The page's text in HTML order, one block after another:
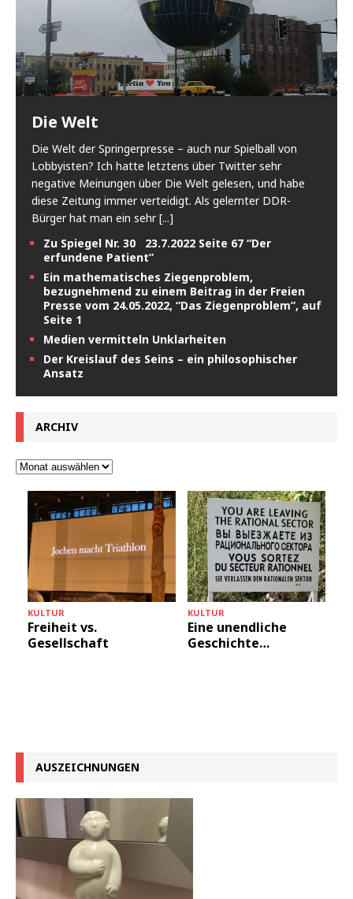
Die Welt
Die Welt der Springerpresse – auch nur Spielball von
Lobbyisten? Ich hatte letztens über Twitter sehr
negative Meinungen über Die Welt gelesen, und habe
diese Zeitung immer verteidigt. Als gelernter DDR-
Bürger hat man ein sehr[...]
Zu Spiegel Nr. 30 23.7.2022 Seite 67 “Der
erfundene Patient”
Ein mathematisches Ziegenproblem,
bezugnehmend zu einem Beitrag in der Freien
Presse vom 24.05.2022, “Das Ziegenproblem”, auf
Seite 1
Medien vermitteln Unklarheiten
Der Kreislauf des Seins – ein philosophischer
Ansatz
ARCHIV
KULTUR
Freiheit vs.
Gesellschaft
KULTUR
Eine unendliche
Geschichte…
AUSZEICHNUNGEN